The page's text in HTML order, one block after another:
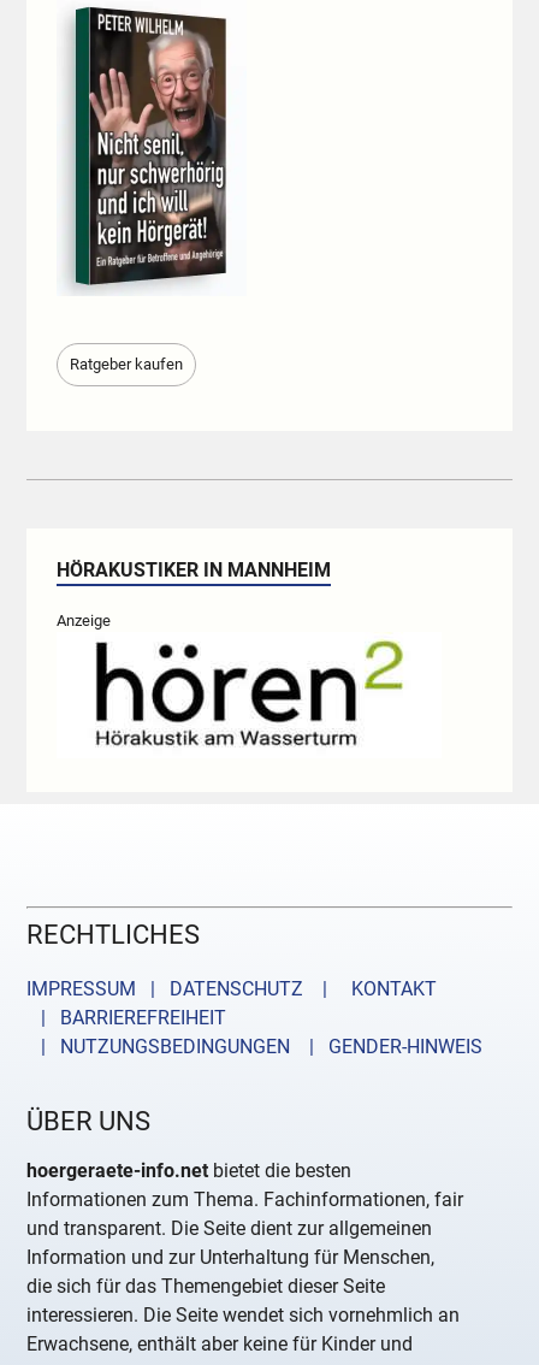
Ratgeber kaufen
HÖRAKUSTIKER IN MANNHEIM
Anzeige
RECHTLICHES
IMPRESSUM | DATENSCHUTZ |
KONTAKT
| BARRIEREFREIHEIT
| NUTZUNGSBEDINGUNGEN
| GENDER-HINWEIS
ÜBER UNS
hoergeraete-info.net bietet die besten
Informationen zum Thema. Fachinformationen, fair
und transparent. Die Seite dient zur allgemeinen
Information und zur Unterhaltung für Menschen,
die sich für das Themengebiet dieser Seite
interessieren. Die Seite wendet sich vornehmlich an
Erwachsene, enthält aber keine für Kinder und